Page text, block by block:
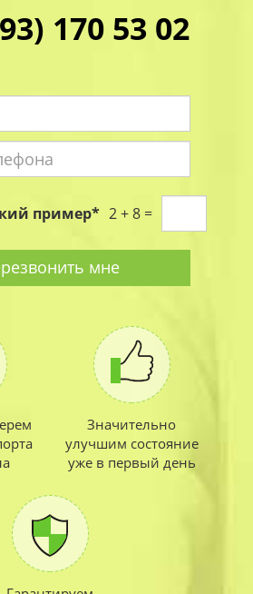
170 53 02
Имя
*
телефона
пример* 2 + 8 =
мне
Значительно
улучшим состояние
уже в первый день